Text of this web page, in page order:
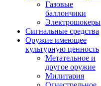
Газовые
баллончики
Электрошокеры
Сигнальные средства
Оружие имеющее
культурную ценность
Метательное и
другое оружие
Милитария